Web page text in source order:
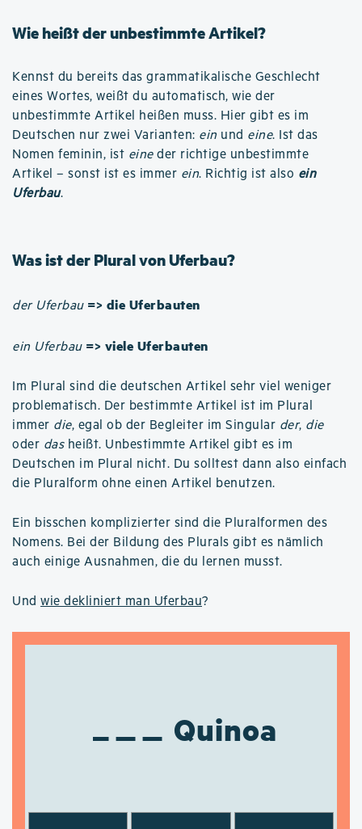
Wie heißt der unbestimmte Artikel?
Kennst du bereits das grammatikalische Geschlecht
eines Wortes, weißt du automatisch, wie der
unbestimmte Artikel heißen muss. Hier gibt es im
Deutschen nur zwei Varianten: ein und eine. Ist das
Nomen feminin, ist eineder richtige unbestimmte
Artikel – sonst ist es immer ein. Richtig ist also ein
Uferbau.
Was ist der Plural von Uferbau?
der Uferbau => die Uferbauten
ein Uferbau => viele Uferbauten
Im Plural sind die deutschen Artikel sehr viel weniger
problematisch. Der bestimmte Artikel ist im Plural
immer die, egal ob der Begleiter im Singular der, die
oder dasheißt. Unbestimmte Artikel gibt es im
Deutschen im Plural nicht. Du solltest dann also einfach
die Pluralform ohne einen Artikel benutzen.
Ein bisschen komplizierter sind die Pluralformen des
Nomens. Bei der Bildung des Plurals gibt es nämlich
auch einige Ausnahmen, die du lernen musst.
Und wie dekliniert man Uferbau?
Quinoa